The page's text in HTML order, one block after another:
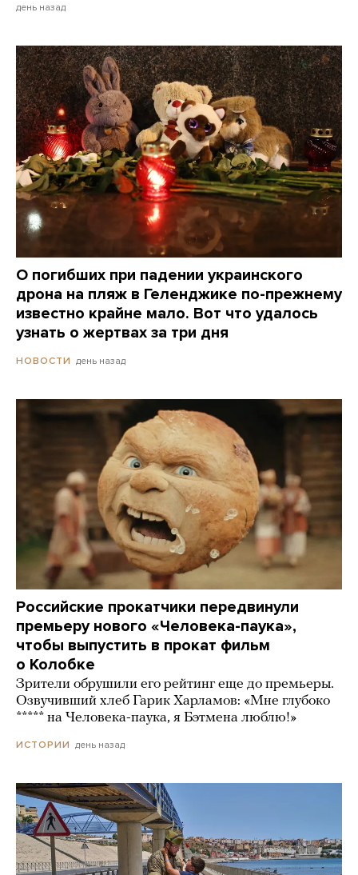
день назад
О погибших при падении украинского
дрона на пляж в Геленджике по-прежнему
известно крайне мало. Вот что удалось
узнать о жертвах за три дня
НОВОСТИ день назад
Российские прокатчики передвинули
премьеру нового «Человека-паука»,
чтобы выпустить в прокат фильм
о Колобке
Зрители обрушили его рейтинг еще до премьеры.
Озвучивший хлеб Гарик Харламов: «Мне глубоко
***** на Человека-паука, я Бэтмена люблю!»
ИСТОРИИ день назад